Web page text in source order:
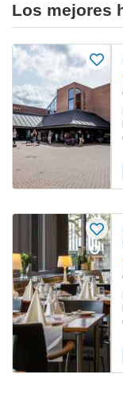
Los mejores